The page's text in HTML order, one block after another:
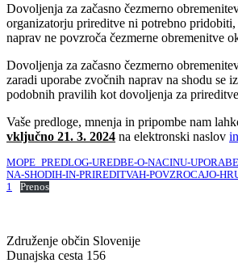
Dovoljenja za začasno čezmerno
organizatorju prireditve ni potrebno pridobiti,
naprav ne povzroča čezmerne obremenitve
Dovoljenja za začasno čezmerno
zaradi uporabe zvočnih naprav na shodu se
podobnih pravilih kot dovoljenja za
Vaše predloge, mnenja in pripombe nam
vključno 21. 3. 2024 na elektronski naslov
MOPE_PREDLOG-UREDBE-O-NACINU-
NA-SHODIH-IN-PRIREDITVAH-POVZROCAJO-
1
Prenos
Združenje občin Slovenije
Dunajska cesta 156